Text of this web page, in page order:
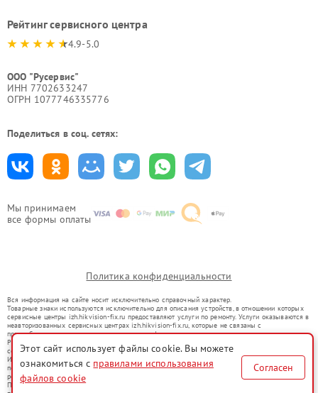
Мы принимаем
все формы оплаты
Рейтинг сервисного центра
4.9-5.0
ООО "Русервис"
ИНН 7702633247
ОГРН 1077746335776
Поделиться в соц. сетях:
Политика конфиденциальности
Вся информация на сайте носит исключительно справочный характер.
Товарные знаки используются исключительно для описания устройств, в отношении которых
сервисные центры izh.hikvision-fix.ru предоставляют услуги по ремонту. Услуги оказываются в
неавторизованных сервисных центрах izh.hikvision-fix.ru, которые не связаны с
правообладателями товарных знаков или их официальными представителями.
Ремонт осуществляется для устройств, уже введенных в гражданский оборот в соответствии
со статьей 1487 ГК РФ.
Использование товарных знаков не преследует цели индивидуализации услуг или введения
потребителей в заблуждение, а служит для информирования о предоставляемых услугах по
ремонту техники указанных брендов.
Представленная на сайте информация не является публичной офертой, определяемой
Этот сайт использует файлы cookie. Вы можете
ознакомиться с правилами использования
файлов cookie
Согласен